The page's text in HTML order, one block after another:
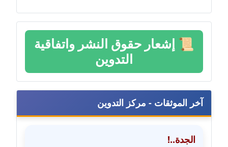
عاملة
مدونة دينا عاصم
عاملة
عاملة
مدونة راقية الدويك
📜 إشعار حقوق النشر واتفاقية
التدوين
آخر الموثقات - مركز التدوين
الجدة..!